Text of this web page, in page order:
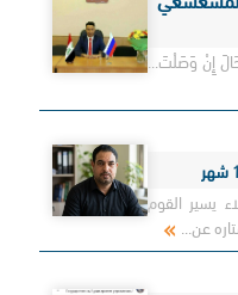
إِنْ وَصَلْتَ...
يسير القوم
عن...